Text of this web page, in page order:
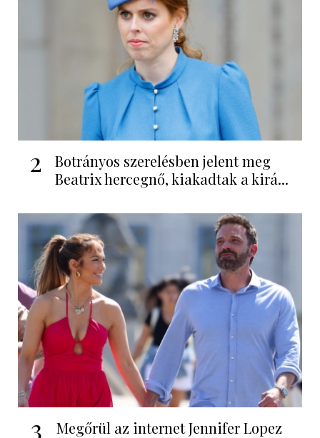
2
Botrányos szerelésben jelent meg
Beatrix hercegnő, kiakadtak a kirá...
3
Megőrül az internet Jennifer Lopez